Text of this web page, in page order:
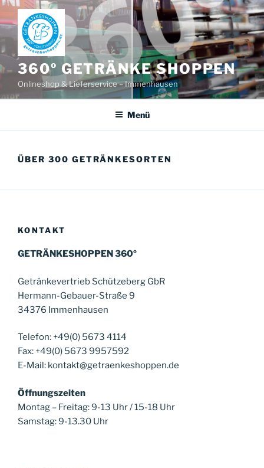
Zum
Inhalt
springen
360º GETRÄNKE SHOPPEN
Onlineshop & Lieferservice – Immenhausen
Menü
ÜBER 300 GETRÄNKESORTEN
KONTAKT
GETRÄNKESHOPPEN 360º
Getränkevertrieb Schützeberg GbR
Hermann-Gebauer-Straße 9
34376 Immenhausen
Telefon: +49(0) 5673 4114
Fax: +49(0) 5673 9957592
E-Mail: kontakt@getraenkeshoppen.de
Öffnungszeiten
Montag – Freitag: 9-13 Uhr / 15-18 Uhr
Samstag: 9-13.30 Uhr